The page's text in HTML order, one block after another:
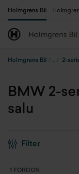
Holmgrens Bil
Holmgrens Bil 2-
BMW 2-
salu
Filter
1 FORDON